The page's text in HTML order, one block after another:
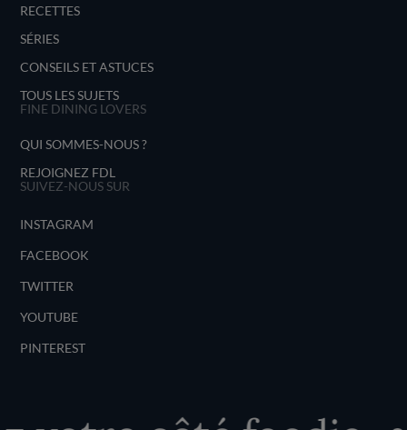
RECETTES
SÉRIES
CONSEILS ET ASTUCES
TOUS LES SUJETS
FINE DINING LOVERS
QUI SOMMES-NOUS ?
REJOIGNEZ FDL
SUIVEZ-NOUS SUR
INSTAGRAM
FACEBOOK
TWITTER
YOUTUBE
PINTEREST